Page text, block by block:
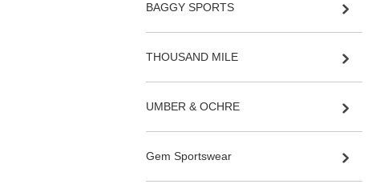
BAGGY SPORTS
THOUSAND MILE
UMBER & OCHRE
Gem Sportswear